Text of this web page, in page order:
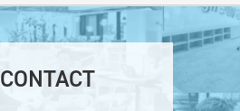
CONTACT